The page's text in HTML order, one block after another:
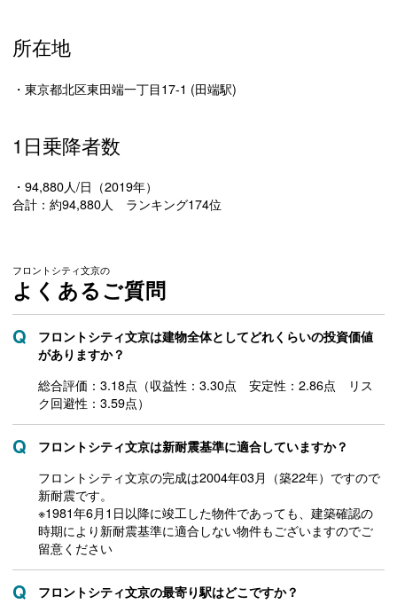
所在地
・東京都北区東田端一丁目17-1 (田端駅)
1日乗降者数
・94,880人/日（2019年）
合計：約94,880人 ランキング174位
フロントシティ文京の
よくあるご質問
フロントシティ文京は建物全体としてどれくらいの投資価値
がありますか？
総合評価：3.18点（収益性：3.30点 安定性：2.86点 リス
ク回避性：3.59点）
フロントシティ文京は新耐震基準に適合していますか？
フロントシティ文京の完成は2004年03月（築22年）ですので
新耐震です。
※1981年6月1日以降に竣工した物件であっても、建築確認の
時期により新耐震基準に適合しない物件もございますのでご
留意ください
フロントシティ文京の最寄り駅はどこですか？